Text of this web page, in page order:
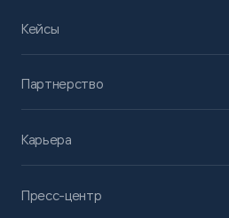
Кейсы
Партнерство
Карьера
Пресс-центр